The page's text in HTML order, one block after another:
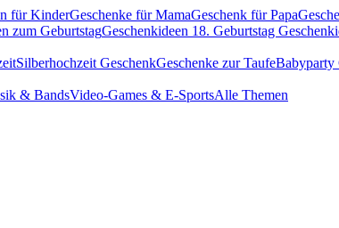
für KinderGeschenke für MamaGeschenk für Papa
zum GeburtstagGeschenkideen 18. Geburtstag
Silberhochzeit GeschenkGeschenke zur TaufeBabyparty
& BandsVideo-Games & E-SportsAlle Themen